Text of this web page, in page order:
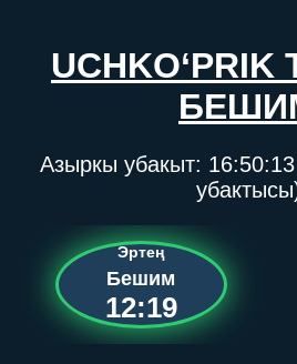
UCHKO‘PRIK
Азыркы убакыт: 16:50:13
Эртең
Бешим
12:19